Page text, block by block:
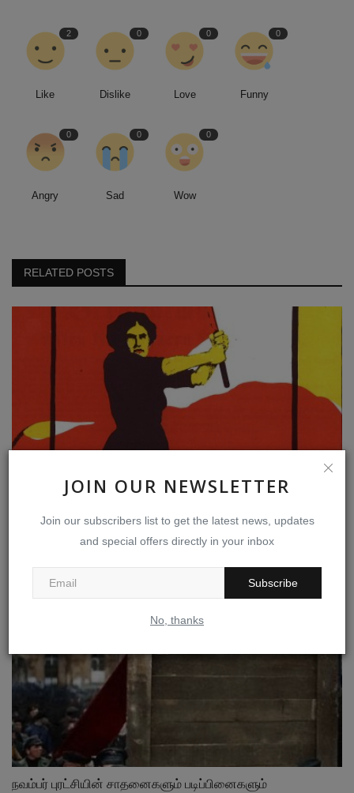
JOIN OUR NEWSLETTER
Join our subscribers list to get the latest news, updates
and special offers directly in your inbox
Subscribe
No, thanks
2
Like
0
Dislike
0
Love
0
Funny
0
Angry
0
Sad
0
Wow
RELATED POSTS
மார்க்சியமும் பெண் விடுதலையும்
0 1008
நவம்பர் புரட்சியின் சாதனைகளும் படிப்பினைகளும்